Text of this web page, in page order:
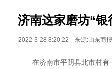
济南这家磨坊“银
2022-3-28 8:20:22 来源:山东商报
在济南市平阴县北市村有一